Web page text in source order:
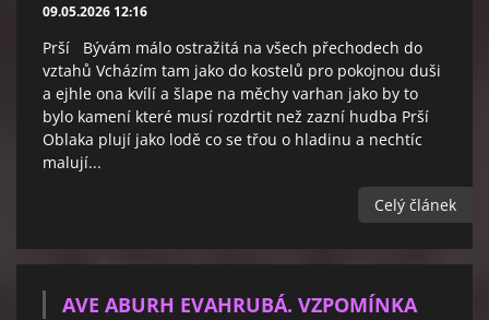
09.05.2026 12:16
Prší Bývám málo ostražitá na všech přechodech do
vztahů Vcházím tam jako do kostelů pro pokojnou duši
a ejhle ona kvílí a šlape na měchy varhan jako by to
bylo kamení které musí rozdrtit než zazní hudba Prší
Oblaka plují jako lodě co se třou o hladinu a nechtíc
malují...
Celý článek
AVE ABURH EVAHRUBÁ. VZPOMÍNKA